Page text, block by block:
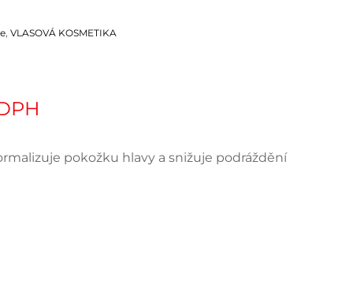
VLASOVÁ KOSMETIKA
pokožku hlavy a snižuje podráždění